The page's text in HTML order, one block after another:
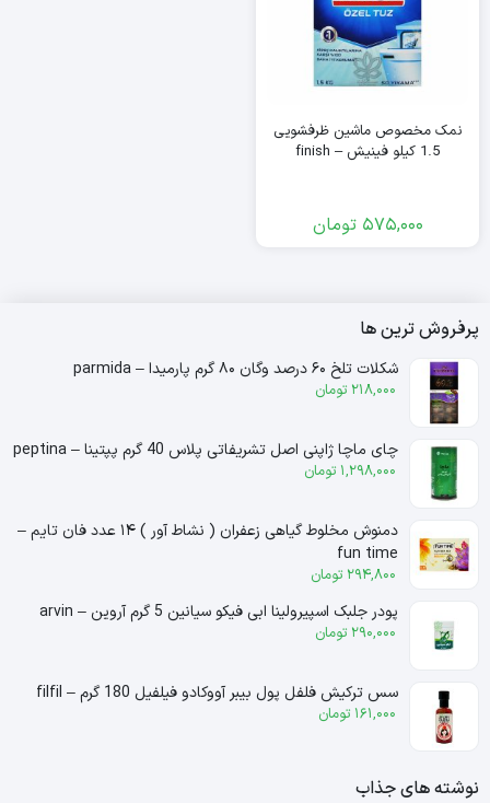
نمک مخصوص ماشین ظرفشویی
1.5 کیلو فینیش – finish
575,000 تومان
پرفروش ترین ها
شکلات تلخ ۶۰ درصد وگان ۸۰ گرم پارمیدا – parmida
218,000 تومان
چای ماچا ژاپنی اصل تشریفاتی پلاس 40 گرم پپتینا – peptina
1,298,000 تومان
دمنوش مخلوط گیاهی زعفران ( نشاط آور ) ۱۴ عدد فان تایم –
fun time
294,800 تومان
پودر جلبک اسپیرولینا ابی فیکو سیانین 5 گرم آروین – arvin
290,000 تومان
سس ترکیش فلفل پول بیبر آووکادو فیلفیل 180 گرم – filfil
161,000 تومان
نوشته های جذاب